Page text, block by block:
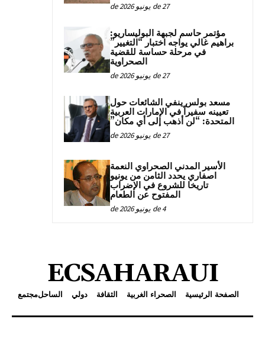
27 de يونيو de 2026
مؤتمر حاسم لجبهة البوليساريو:
براهيم غالي يواجه اختبار “التغيير”
في مرحلة حساسة للقضية
الصحراوية
27 de يونيو de 2026
مسعد بولس ينفي الشائعات حول
تعيينه سفيراً في الإمارات العربية
المتحدة: “لن أذهب إلى أي مكان”
27 de يونيو de 2026
الأسير المدني الصحراوي النعمة
اصفاري يحدد الثامن من يونيو
تاريخا للشروع في الإضراب
المفتوح عن الطعام
4 de يونيو de 2026
ECSAHARAUI
الصفحة الرئيسية الصحراء الغربية الثقافة دولي الساحلمجتمع